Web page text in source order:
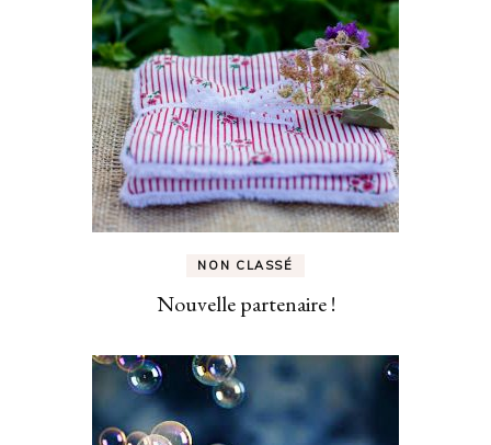
NON CLASSÉ
Nouvelle partenaire !